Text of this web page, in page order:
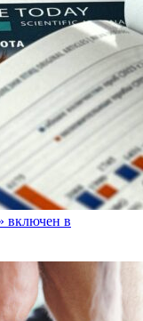
включен в